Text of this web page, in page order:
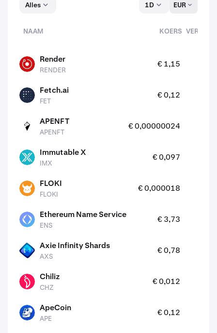
Alles 1D EUR
NAAM KOERS
RENDER Render
RENDER
€ 1,15
FET Fetch.ai
FET
€ 0,12
APENFT APENFT
APENFT
€ 0,00000024
IMX Immutable X
IMX
€ 0,097
FLOKI FLOKI
FLOKI
€ 0,000018
ENS Ethereum Name Service
ENS
€ 3,73
AXS Axie Infinity Shards
AXS
€ 0,78
CHZ Chiliz
CHZ
€ 0,012
APE ApeCoin
APE
€ 0,12